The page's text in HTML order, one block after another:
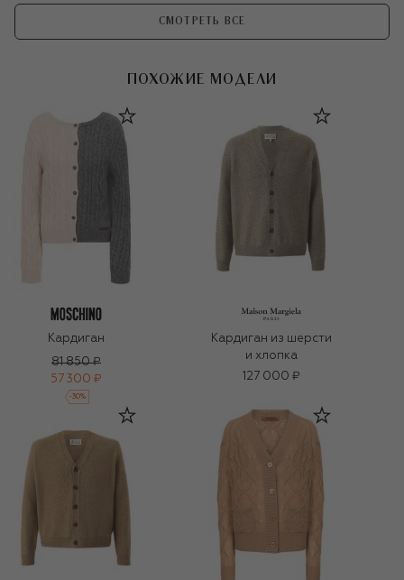
СМОТРЕТЬ ВСЕ
ПОХОЖИЕ МОДЕЛИ
Кардиган
81 850 ₽
57 300 ₽
-30%
Кардиган из шерсти
и хлопка
127 000 ₽